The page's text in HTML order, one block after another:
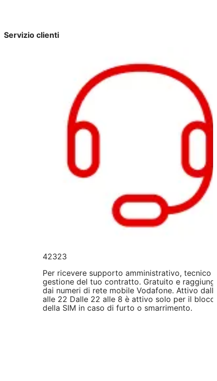
Servizio clienti
42323
Per ricevere supporto amministrativo, tecnico
gestione del tuo contratto. Gratuito e
dai numeri di rete mobile Vodafone. Attivo
alle 22 Dalle 22 alle 8 è attivo solo per il
della SIM in caso di furto o smarrimento.